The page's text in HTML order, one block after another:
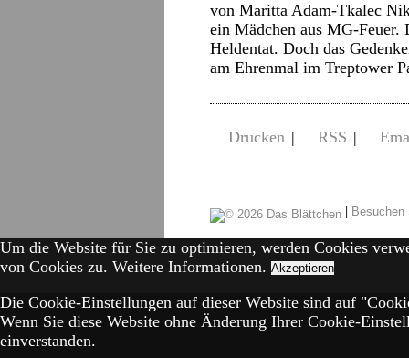
von Maritta Adam-Tkalec
ein Mädchen aus MG-Feuer.
Heldentat. Doch das
am Ehrenmal im Treptower
Drucken | RSS |
|
Um die Website für Sie zu optimieren, werden Cookies
von Cookies zu. Weitere Informationen. Akzeptieren
Die Cookie-Einstellungen auf dieser Website sind auf
Wenn Sie diese Website ohne Änderung Ihrer Cookie-
einverstanden.